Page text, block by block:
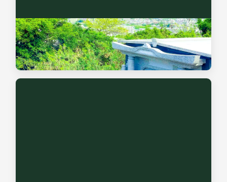
納骨堂・永代供養のご案内
ご家族に代わって永代にわたり手厚く供養と管理を行う合祀
供養塔をご案内します。